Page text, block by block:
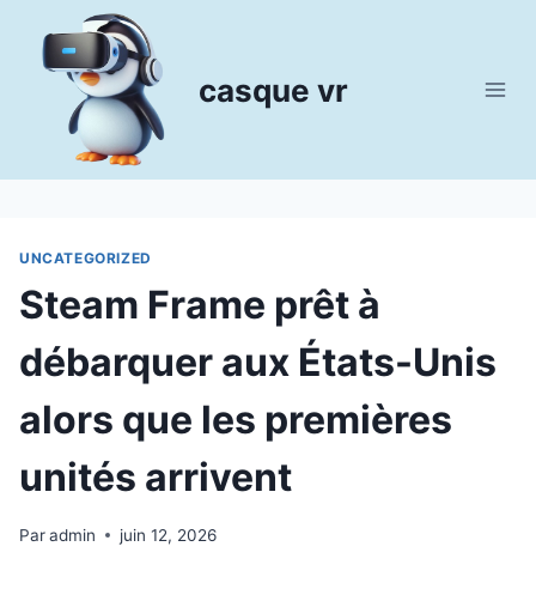
contenu
casque vr
UNCATEGORIZED
Steam Frame prêt à
débarquer aux États-Unis
alors que les premières
unités arrivent
Paradmin juin 12, 2026